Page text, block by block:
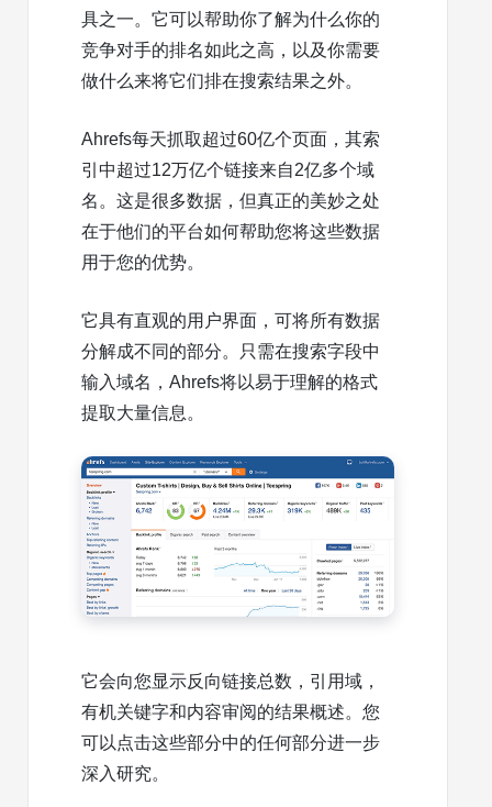
具之一。它可以帮助你了解为什么你的
竞争对手的排名如此之高，以及你需要
做什么来将它们排在搜索结果之外。
Ahrefs每天抓取超过60亿个页面，其索
引中超过12万亿个链接来自2亿多个域
名。这是很多数据，但真正的美妙之处
在于他们的平台如何帮助您将这些数据
用于您的优势。
它具有直观的用户界面，可将所有数据
分解成不同的部分。只需在搜索字段中
输入域名，Ahrefs将以易于理解的格式
提取大量信息。
它会向您显示反向链接总数，引用域，
有机关键字和内容审阅的结果概述。您
可以点击这些部分中的任何部分进一步
深入研究。